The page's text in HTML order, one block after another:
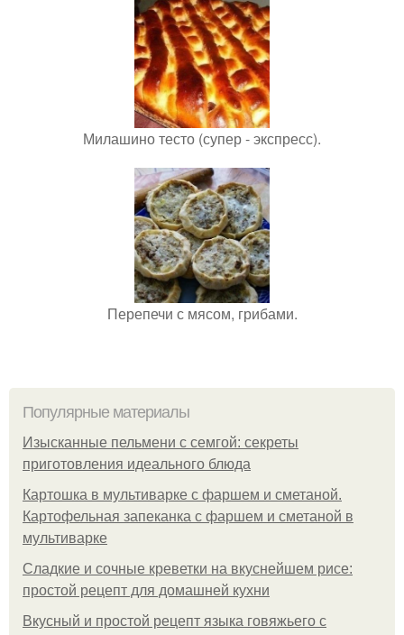
Милашино тесто (супер - экспресс).
Перепечи с мясом, грибами.
Популярные материалы
Изысканные пельмени с семгой: секреты
приготовления идеального блюда
Картошка в мультиварке с фаршем и сметаной.
Картофельная запеканка с фаршем и сметаной в
мультиварке
Сладкие и сочные креветки на вкуснейшем рисе:
простой рецепт для домашней кухни
Вкусный и простой рецепт языка говяжьего с